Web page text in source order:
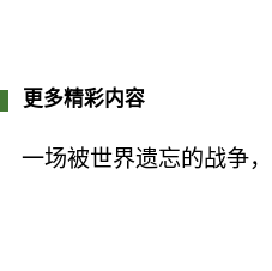
更多精彩内容
一场被世界遗忘的战争